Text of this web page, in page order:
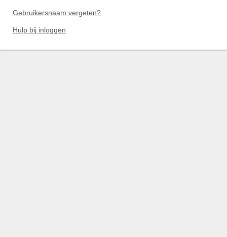
Gebruikersnaam vergeten?
Hulp bij inloggen